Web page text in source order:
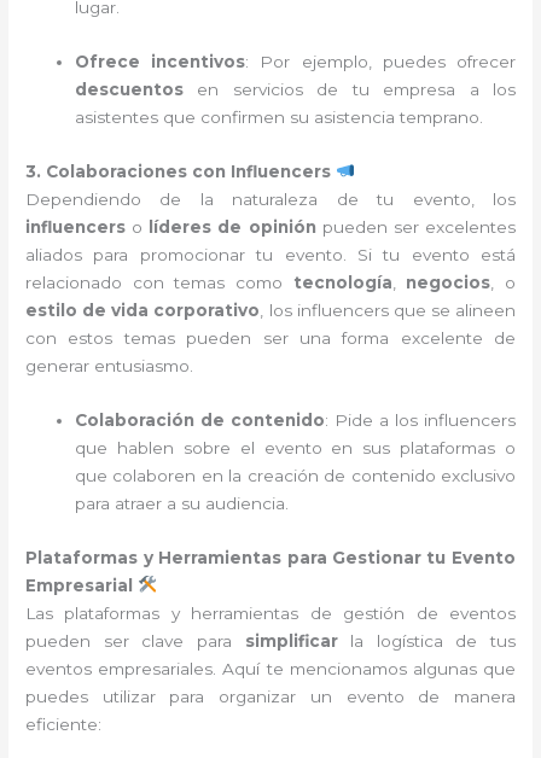
lugar.
Ofrece incentivos: Por ejemplo, puedes ofrecer
descuentos en servicios de tu empresa a los
asistentes que confirmen su asistencia temprano.
3. Colaboraciones con Influencers
Dependiendo de la naturaleza de tu evento, los
influencers o líderes de opinión pueden ser excelentes
aliados para promocionar tu evento. Si tu evento está
relacionado con temas como tecnología negocios , o
estilo de vida corporativo , los influencers que se alineen
con estos temas pueden ser una forma excelente de
generar entusiasmo.
Colaboración de contenido: Pide a los influencers
que hablen sobre el evento en sus plataformas o
que colaboren en la creación de contenido exclusivo
para atraer a su audiencia.
Plataformas y Herramientas para Gestionar tu Evento
Empresarial
Las plataformas y herramientas de gestión de eventos
pueden ser clave para simplificarla logística de tus
eventos empresariales. Aquí te mencionamos algunas que
puedes utilizar para organizar un evento de manera
eficiente: